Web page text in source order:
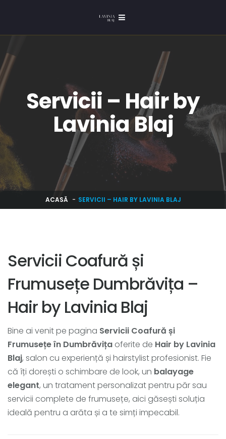
Servicii – Hair by
Lavinia Blaj
ACASĂ SERVICII – HAIR BY LAVINIA BLAJ
Servicii Coafură și
Frumusețe Dumbrăvița –
Hair by Lavinia Blaj
Bine ai venit pe pagina Servicii Coafură și
Frumusețe în Dumbrăvița oferite de Hair by Lavinia
Blaj, salon cu experiență și hairstylist profesionist. Fie
că îți dorești o schimbare de look, un balayage
elegant, un tratament personalizat pentru păr sau
servicii complete de frumusețe, aici găsești soluția
ideală pentru a arăta și a te simți impecabil.